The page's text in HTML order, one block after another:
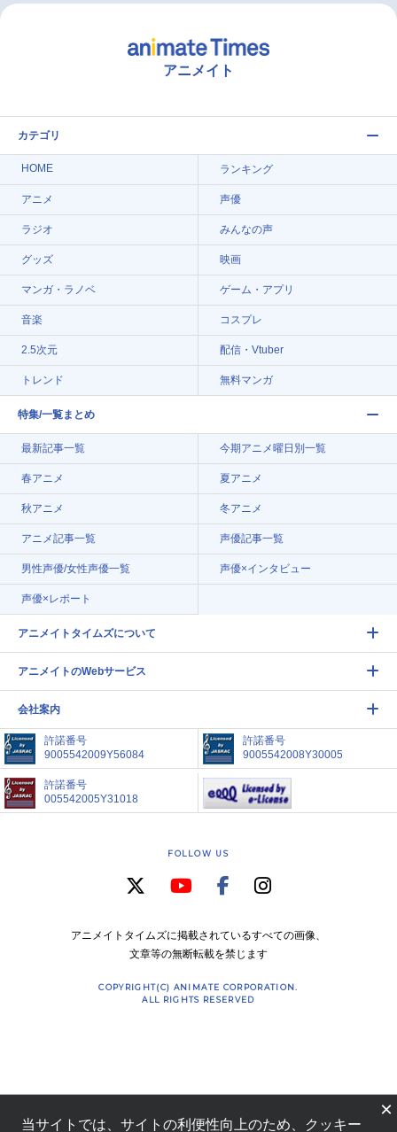
アニメイト
カテゴリ
HOME ランキング
アニメ 声優
ラジオ みんなの声
グッズ 映画
マンガ・ラノベ ゲーム・アプリ
音楽 コスプレ
2.5次元 配信・Vtuber
トレンド 無料マンガ
特集/一覧まとめ
最新記事一覧 今期アニメ曜日別一覧
春アニメ 夏アニメ
秋アニメ 冬アニメ
アニメ記事一覧 声優記事一覧
男性声優/女性声優一覧 声優×インタビュー
声優×レポート
アニメイトタイムズについて
アニメイトのWebサービス
会社案内
許諾番号
9005542009Y56084
許諾番号
9005542008Y30005
許諾番号
005542005Y31018
FOLLOW US
アニメイトタイムズに掲載されているすべての画像、
文章等の無断転載を禁じます
COPYRIGHT(C) ANIMATE CORPORATION.
ALL RIGHTS RESERVED
×
当サイトでは、サイトの利便性向上のため、クッキー